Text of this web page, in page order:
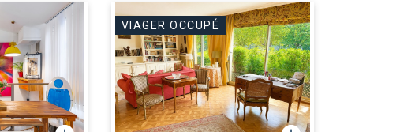
VIAGER OCCUPÉ